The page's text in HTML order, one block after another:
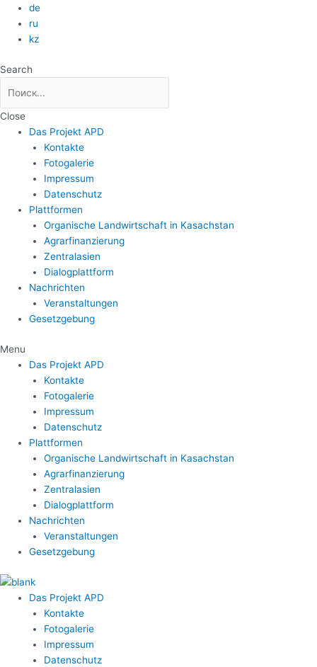
Zum
Inhalt
springen
de
ru
kz
Search
Close
Das Projekt APD
Kontakte
Fotogalerie
Impressum
Datenschutz
Plattformen
Organische Landwirtschaft in Kasachstan
Agrarfinanzierung
Zentralasien
Dialogplattform
Nachrichten
Veranstaltungen
Gesetzgebung
Menu
Das Projekt APD
Kontakte
Fotogalerie
Impressum
Datenschutz
Plattformen
Organische Landwirtschaft in Kasachstan
Agrarfinanzierung
Zentralasien
Dialogplattform
Nachrichten
Veranstaltungen
Gesetzgebung
Das Projekt APD
Kontakte
Fotogalerie
Impressum
Datenschutz